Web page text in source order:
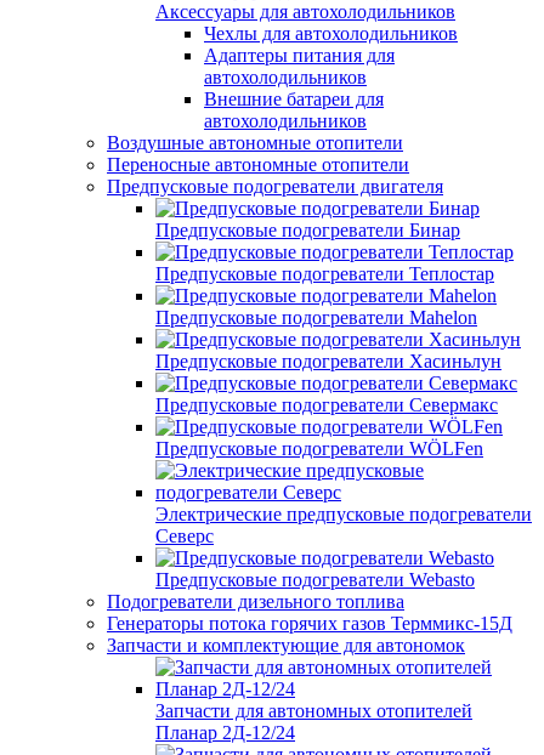
Аксессуары для автохолодильников
Чехлы для автохолодильников
Адаптеры питания для
автохолодильников
Внешние батареи для
автохолодильников
Воздушные автономные отопители
Переносные автономные отопители
Предпусковые подогреватели двигателя
Предпусковые подогреватели Бинар
Предпусковые подогреватели Теплостар
Предпусковые подогреватели Mahelon
Предпусковые подогреватели Хасиньлун
Предпусковые подогреватели Севермакс
Предпусковые подогреватели WÖLFen
Электрические предпусковые подогреватели
Северс
Предпусковые подогреватели Webasto
Подогреватели дизельного топлива
Генераторы потока горячих газов Терммикс-15Д
Запчасти и комплектующие для автономок
Запчасти для автономных отопителей
Планар 2Д-12/24